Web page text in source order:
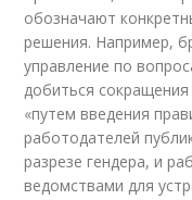
обозначают
решения. Например,
управление по
добиться
«путем введения
работодателей
разрезе гендера, и
ведомствами для